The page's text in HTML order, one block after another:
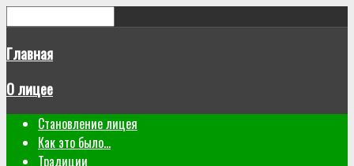
Главная
О лицее
Становление лицея
Как это было...
Традиции